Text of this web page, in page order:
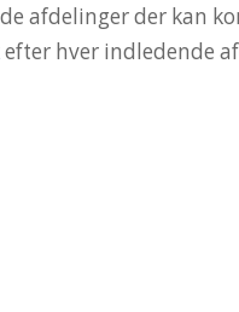
afdelinger der kan
efter hver indledende